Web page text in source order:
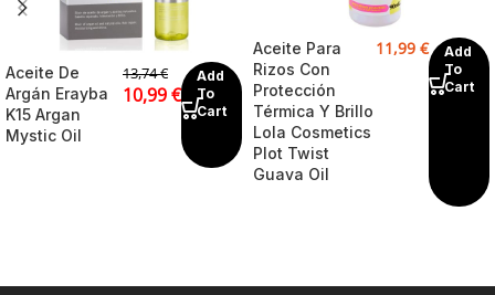
Aceite De
Argán Erayba
K15 Argan
Mystic Oil
13,74€
10,99€
Add
To
Cart
Aceite Para
Rizos Con
Protección
Térmica Y Brillo
Lola Cosmetics
Plot Twist
Guava Oil
11,99 €
Add
To
Cart